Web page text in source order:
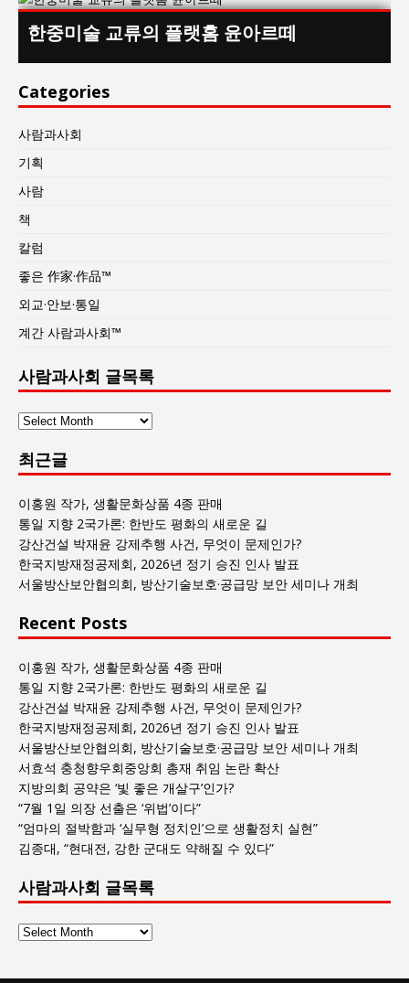
한중미술 교류의 플랫홈 윤아르떼
Categories
사람과사회
기획
사람
책
칼럼
좋은 作家·作品™
외교·안보·통일
계간 사람과사회™
사람과사회 글목록
사
과
사
회
글
목
록
최근글
이홍원 작가, 생활문화상품 4종 판매
통일 지향 2국가론: 한반도 평화의 새로운 길
강산건설 박재윤 강제추행 사건, 무엇이 문제인가?
한국지방재정공제회, 2026년 정기 승진 인사 발표
서울방산보안협의회, 방산기술보호·공급망 보안 세미나 개최
Recent Posts
이홍원 작가, 생활문화상품 4종 판매
통일 지향 2국가론: 한반도 평화의 새로운 길
강산건설 박재윤 강제추행 사건, 무엇이 문제인가?
한국지방재정공제회, 2026년 정기 승진 인사 발표
서울방산보안협의회, 방산기술보호·공급망 보안 세미나 개최
서효석 충청향우회중앙회 총재 취임 논란 확산
지방의회 공약은 ‘빛 좋은 개살구’인가?
“7월 1일 의장 선출은 ‘위법’이다”
“엄마의 절박함과 ‘실무형 정치인’으로 생활정치 실현”
김종대, “현대전, 강한 군대도 약해질 수 있다”
사람과사회 글목록
사